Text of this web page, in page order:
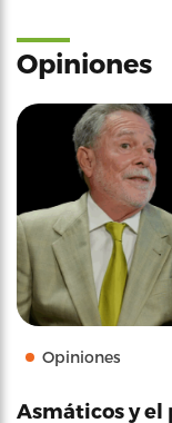
Opiniones
Opiniones
Asmáticos y el